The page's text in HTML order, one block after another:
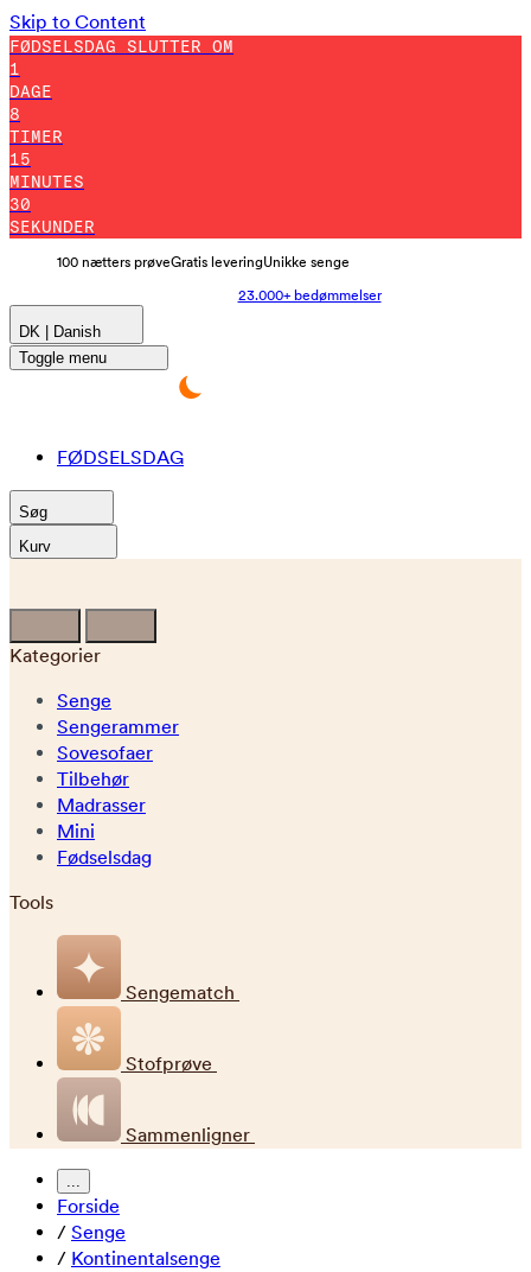
Skip to Content
FØDSELSDAG SLUTTER OM
1
DAGE
8
TIMER
15
MINUTES
21
SEKUNDER
100 nætters prøveGratis leveringUnikke senge
23.000+ bedømmelser
DK | Danish
Toggle menu
FØDSELSDAG
Søg
Kurv
Kategorier
Senge
Sengerammer
Sovesofaer
Tilbehør
Madrasser
Mini
Fødselsdag
Tools
Sengematch
Stofprøve
Sammenligner
...
Forside
/ Senge
/ Kontinentalsenge